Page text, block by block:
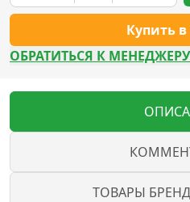
Купить
ОБРАТИТЬСЯ К МЕНЕДЖЕРУ
ТОВАРЫ